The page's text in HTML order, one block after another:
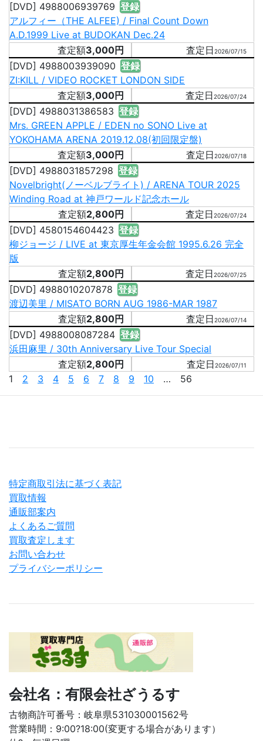
[DVD] 4988006939769 登録
アルフィー（THE ALFEE) / Final Count Down
A.D.1999 Live at BUDOKAN Dec.24
3,000円
2026/07/15
[DVD] 4988003939090 登録
ZI:KILL / VIDEO ROCKET LONDON SIDE
3,000円
2026/07/24
[DVD] 4988031386583 登録
Mrs. GREEN APPLE / EDEN no SONO Live at
YOKOHAMA ARENA 2019.12.08(初回限定盤)
3,000円
2026/07/18
[DVD] 4988031857298 登録
Novelbright(ノーベルブライト) / ARENA TOUR 2025
Winding Road at 神戸ワールド記念ホール
2,800円
2026/07/24
[DVD] 4580154604423 登録
柳ジョージ / LIVE at 東京厚生年金会館 1995.6.26 完全
版
2,800円
2026/07/25
[DVD] 4988010207878 登録
渡辺美里 / MISATO BORN AUG 1986-MAR 1987
2,800円
2026/07/14
[DVD] 4988008087284 登録
浜田麻里 / 30th Anniversary Live Tour Special
2,800円
2026/07/11
1 2 3 4 5 6 7 8 9 10 … 56
特定商取引法に基づく表記
買取情報
通販部案内
よくあるご質問
買取査定します
お問い合わせ
プライバシーポリシー
会社名：有限会社ざうるす
古物商許可番号：岐阜県531030001562号
営業時間：9:00?18:00(変更する場合があります）